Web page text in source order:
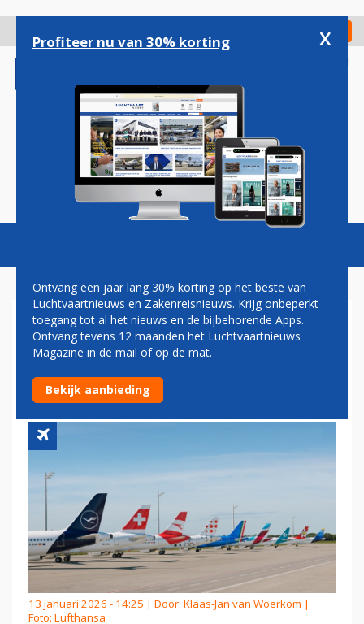
gaan
Check in
Magazine Podcasts Vacatures
MEGADEAL LUFTHANSA EN
STARLINK: GRATIS INTERNET
AAN BOORD VOOR IEDEREEN
13 januari 2026 - 14:25 | Door: Klaas-Jan van Woerkom |
Foto: Lufthansa
Profiteer nu van 30% korting x
Ontvang een jaar lang 30% korting op het beste van
Luchtvaartnieuws en Zakenreisnieuws. Krijg onbeperkt
toegang tot al het nieuws en de bijbehorende Apps.
Ontvang tevens 12 maanden het Luchtvaartnieuws
Magazine in de mail of op de mat.
Bekijk aanbieding